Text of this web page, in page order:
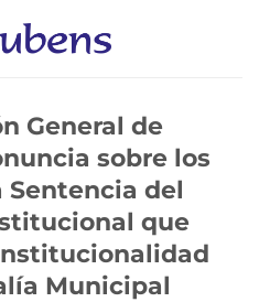
General de
sobre los
Sentencia del
que
Municipal